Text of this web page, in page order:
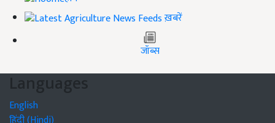
ख़बरें
जॉब्स
Languages
English